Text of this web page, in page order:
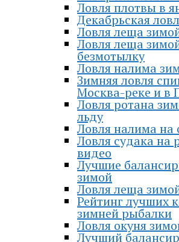
Ловля плотвы в
Декабрьская
Ловля леща
Ловля леща
безмотылку
Ловля налима
Зимняя ловля
Москва-реке и в
Ловля ротана
льду
Ловля налима на
Ловля судака на
видео
Лучшие
зимой
Ловля леща
Рейтинг лучших
зимней рыбалки
Ловля окуня
Лучший